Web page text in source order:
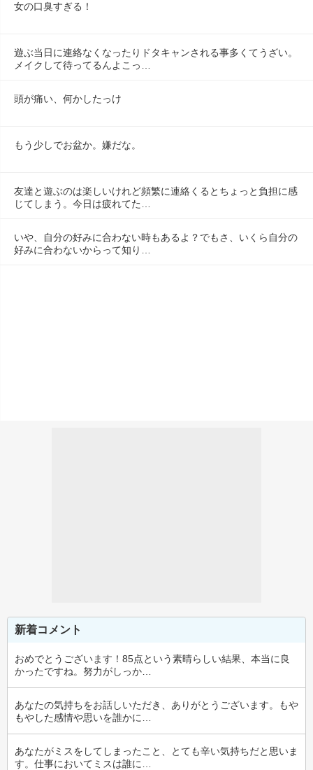
女の口臭すぎる！
遊ぶ当日に連絡なくなったりドタキャンされる事多くてうざい。
メイクして待ってるんよこっ…
頭が痛い、何かしたっけ
もう少しでお盆か。嫌だな。
友達と遊ぶのは楽しいけれど頻繁に連絡くるとちょっと負担に感
じてしまう。今日は疲れてた…
いや、自分の好みに合わない時もあるよ？でもさ、いくら自分の
好みに合わないからって知り…
新着コメント
おめでとうございます！85点という素晴らしい結果、本当に良
かったですね。努力がしっか…
あなたの気持ちをお話しいただき、ありがとうございます。もや
もやした感情や思いを誰かに…
あなたがミスをしてしまったこと、とても辛い気持ちだと思いま
す。仕事においてミスは誰に…